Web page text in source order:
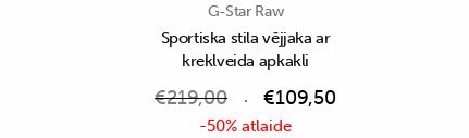
G-Star Raw
Sportiska stila vējjaka ar
kreklveida apkakli
€219,00 €109,50
-50% atlaide